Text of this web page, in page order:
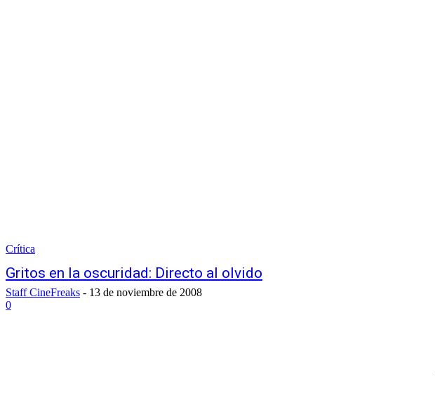
Crítica
Gritos en la oscuridad: Directo al olvido
Staff CineFreaks - 13 de noviembre de 2008
0